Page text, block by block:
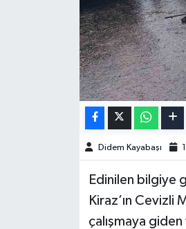
Didem Kayabaşı
Edinilen bilgiye
Kiraz’ın Cevizli
çalışmaya